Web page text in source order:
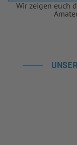
Wir zeigen euch